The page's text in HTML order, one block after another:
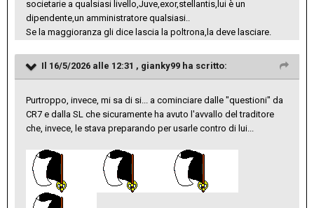
societarie a qualsiasi livello,Juve,exor,stellantis,lui è un
dipendente,un amministratore qualsiasi..
Se la maggioranza gli dice lascia la poltrona,la deve lasciare.
Il 16/5/2026 alle 12:31 , gianky99 ha scritto:
Purtroppo, invece, mi sa di si... a cominciare dalle "questioni" da
CR7 e dalla SL che sicuramente ha avuto l'avvallo del traditore
che, invece, le stava preparando per usarle contro di lui...